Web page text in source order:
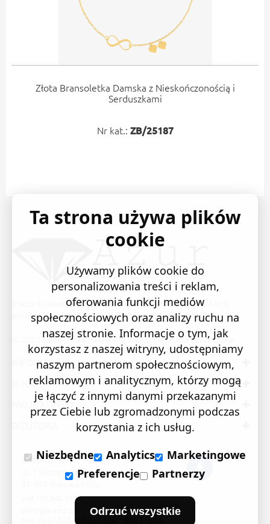
Złota Bransoletka Damska z Nieskończonością i
Serduszkami
Nr kat.: ZB/25187
E-Azur to świetne i sprawdzone miejsce na zakupy. W każdy
produkt wkładamy swoją pasję i serce.
© 2023 Sklep Jubilerski AZUR. Wszystkie prawa zastrzeżone
INFORMACJE
O NAS
MOJE KONTO
Sklep Jubilerski "AZUR"
ul. 1 Sierpnia 24/105
37-450 Stalowa Wola
+48 730 840 357
NIP: 8651420440 REGON: 180831684
Ta strona używa plików
cookie
Używamy plików cookie do
personalizowania treści i reklam,
oferowania funkcji mediów
społecznościowych oraz analizy ruchu na
naszej stronie. Informacje o tym, jak
korzystasz z naszej witryny, udostępniamy
naszym partnerom społecznościowym,
reklamowym i analitycznym, którzy mogą
je łączyć z innymi danymi przekazanymi
przez Ciebie lub zgromadzonymi podczas
korzystania z ich usług.
Niezbędne
Analytics
Marketingowe
Preferencje
Partnerzy
Odrzuć wszystkie